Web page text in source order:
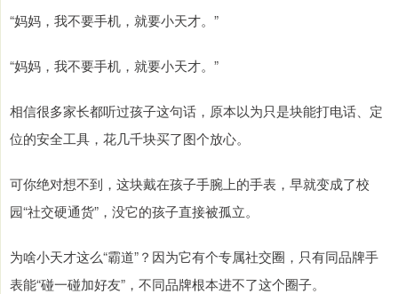
“妈妈，我不要手机，就要小天才。”
“妈妈，我不要手机，就要小天才。”
相信很多家长都听过孩子这句话，原本以为只是块能打电话、定
位的安全工具，花几千块买了图个放心。
可你绝对想不到，这块戴在孩子手腕上的手表，早就变成了校
园“社交硬通货”，没它的孩子直接被孤立。
为啥小天才这么“霸道”？因为它有个专属社交圈，只有同品牌手
表能“碰一碰加好友”，不同品牌根本进不了这个圈子。